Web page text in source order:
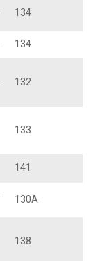
134
134
132
133
141
130A
138